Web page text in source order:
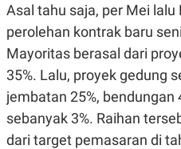
T
N
A
C
A
E
M
Y
S
R
E
L
E
S
E
.
I
Asal tahu saja, per Mei
perolehan kontrak baru
Mayoritas berasal dari
35%. Lalu, proyek gedung
jembatan 25%, bendungan
sebanyak 3%. Raihan
dari target pemasaran di